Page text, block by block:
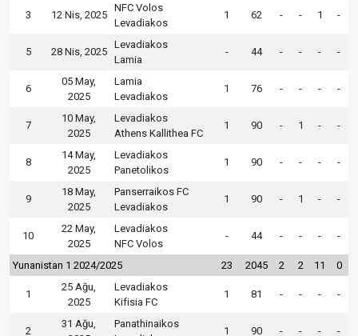
3 12 Nis, 2025
NFC Volos
Levadiakos
1 62 - - 1 -
5 28 Nis, 2025
Levadiakos
Lamia
- 44 - - - -
6
05 May,
2025
Lamia
Levadiakos
1 76 - - - -
7
10 May,
2025
Levadiakos
Athens Kallithea FC
1 90 - 1 - -
8
14 May,
2025
Levadiakos
Panetolikos
1 90 - - - -
9
18 May,
2025
Panserraikos FC
Levadiakos
1 90 - 1 - -
10
22 May,
2025
Levadiakos
NFC Volos
- 44 - - - -
Yunanistan 1 2024/2025 23 2045 2 2 11 0
1
25 Ağu,
2025
Levadiakos
Kifisia FC
1 81 - - - -
2
31 Ağu,
Panathinaikos
1 90 - - - -